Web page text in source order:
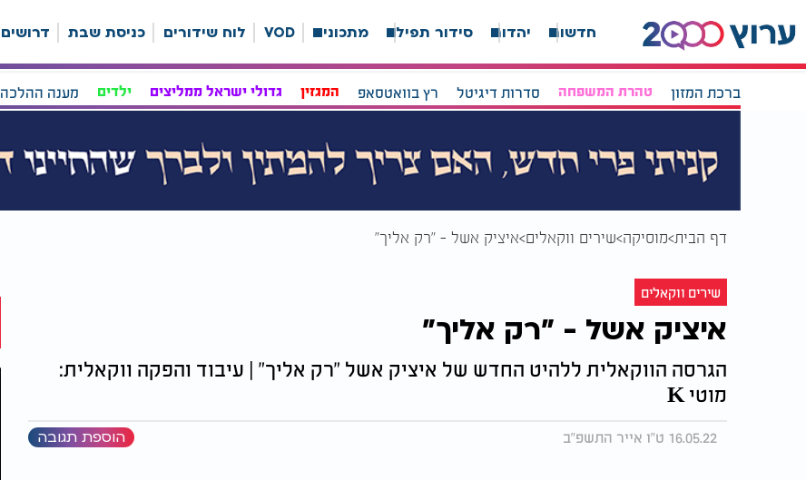
חדשות יהדות סידור תפילה מתכונים VOD לוח שידורים כניסת שבת דרושים
ברכת המזון טהרת המשפחה סדרות דיגיטל רץ בוואטסאפ המגזין גדולי ישראל ממליצים ילדים מענה ההלכה
דף הבית מוסיקה שירים ווקאלים איציק אשל - "רק אליך"
שירים ווקאלים
איציק אשל - "רק אליך"
הגרסה הווקאלית ללהיט החדש של איציק אשל "רק אליך" | עיבוד והפקה ווקאלית:
מוטי K
16.05.22 ט"ו אייר התשפ"ב הוספת תגובה